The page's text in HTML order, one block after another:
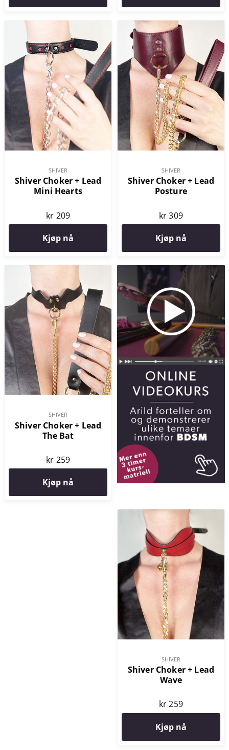
SHIVER
Shiver Choker + Lead
Mini Hearts
kr 209
Kjøp nå
SHIVER
Shiver Choker + Lead
Posture
kr 309
Kjøp nå
SHIVER
Shiver Choker + Lead
The Bat
kr 259
Kjøp nå
SHIVER
Shiver Choker + Lead
Wave
kr 259
Kjøp nå